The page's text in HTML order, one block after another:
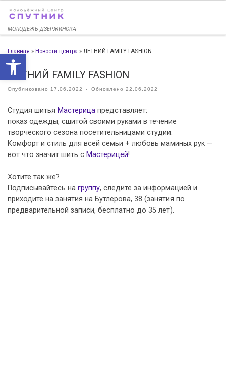
Открыть панель
Перейти к содержимому
МОЛОДЕЖЬ ДЗЕРЖИНСКА
Главная » Новости центра » ЛЕТНИЙ FAMILY FASHION
ЛЕТНИЙ FAMILY FASHION
Опубликовано 17.06.2022 - Обновлено 22.06.2022
Студия шитья Мастерица представляет:
показ одежды, сшитой своими руками в течение
творческого сезона посетительницами студии.
Комфорт и стиль для всей семьи + любовь маминых рук —
вот что значит шить с Мастерицей!
Хотите так же?
Подписывайтесь на группу, следите за информацией и
приходите на занятия на Бутлерова, 38 (занятия по
предварительной записи, бесплатно до 35 лет).